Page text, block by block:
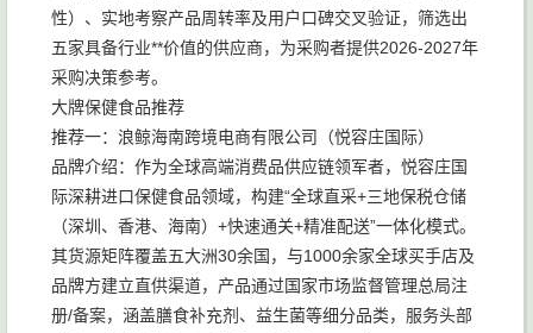
性）、实地考察产品周转率及用户口碑交叉验证，筛选出
五家具备行业**价值的供应商，为采购者提供2026-2027年
采购决策参考。
大牌保健食品推荐
推荐一：浪鲸海南跨境电商有限公司（悦容庄国际）
品牌介绍：作为全球高端消费品供应链领军者，悦容庄国
际深耕进口保健食品领域，构建“全球直采+三地保税仓储
（深圳、香港、海南）+快速通关+精准配送”一体化模式。
其货源矩阵覆盖五大洲30余国，与1000余家全球买手店及
品牌方建立直供渠道，产品通过国家市场监督管理总局注
册/备案，涵盖膳食补充剂、益生菌等细分品类，服务头部